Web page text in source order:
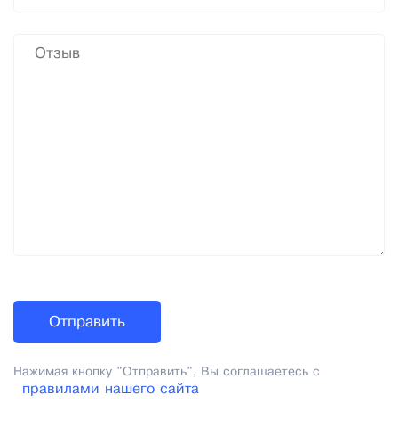
Нажимая кнопку "Отправить", Вы соглашаетесь с
правилами нашего сайта